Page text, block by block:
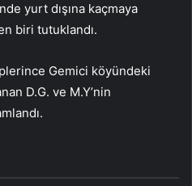
yurt dışına kaçmaya
biri tutuklandı.
Gemici köyündeki
D.G. ve M.Y’nin